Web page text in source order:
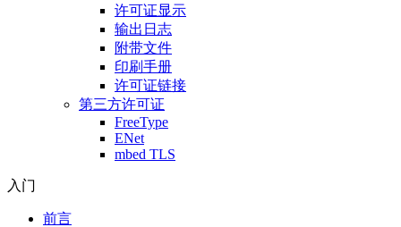
许可证显示
输出日志
附带文件
印刷手册
许可证链接
第三方许可证
FreeType
ENet
mbed TLS
入门
前言